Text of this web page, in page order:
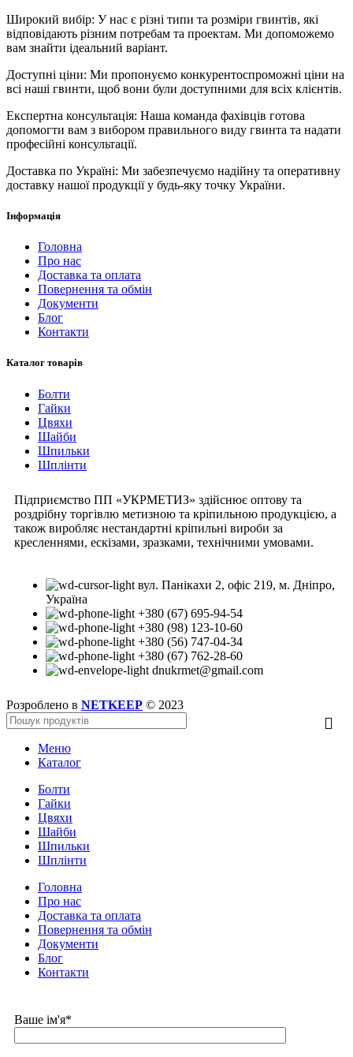
Широкий вибір: У нас є різні типи та розміри гвинтів, які
відповідають різним потребам та проектам. Ми допоможемо
вам знайти ідеальний варіант.
Доступні ціни: Ми пропонуємо конкурентоспроможні ціни на
всі наші гвинти, щоб вони були доступними для всіх клієнтів.
Експертна консультація: Наша команда фахівців готова
допомогти вам з вибором правильного виду гвинта та надати
професійні консультації.
Доставка по Україні: Ми забезпечуємо надійну та оперативну
доставку нашої продукції у будь-яку точку України.
Інформація
Головна
Про нас
Доставка та оплата
Повернення та обмін
Документи
Блог
Контакти
Каталог товарів
Болти
Гайки
Цвяхи
Шайби
Шпильки
Шплінти
Підприємство ПП «УКРМЕТИЗ» здійснює оптову та
роздрібну торгівлю метизною та кріпильною продукцією, а
також виробляє нестандартні кріпильні вироби за
кресленнями, ескізами, зразками, технічними умовами.
вул. Панікахи 2, офіс 219, м. Дніпро,
Україна
+380 (67) 695-94-54
+380 (98) 123-10-60
+380 (56) 747-04-34
+380 (67) 762-28-60
dnukrmet@gmail.com
Розроблено в NETKEEP © 2023
Меню
Каталог
Болти
Гайки
Цвяхи
Шайби
Шпильки
Шплінти
Головна
Про нас
Доставка та оплата
Повернення та обмін
Документи
Блог
Контакти
Ваше ім'я*